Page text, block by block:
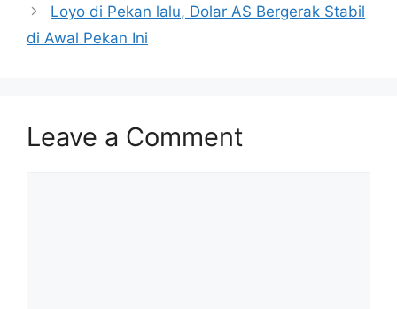
Loyo di Pekan lalu, Dolar AS Bergerak Stabil
di Awal Pekan Ini
Leave a Comment